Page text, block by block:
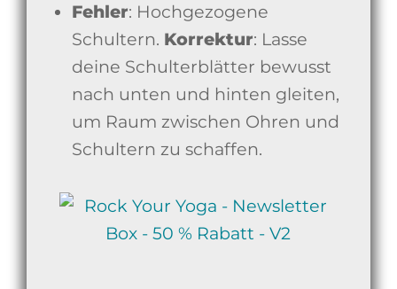
Fehler: Hochgezogene
Schultern. Korrektur: Lasse
deine Schulterblätter bewusst
nach unten und hinten gleiten,
um Raum zwischen Ohren und
Schultern zu schaffen.